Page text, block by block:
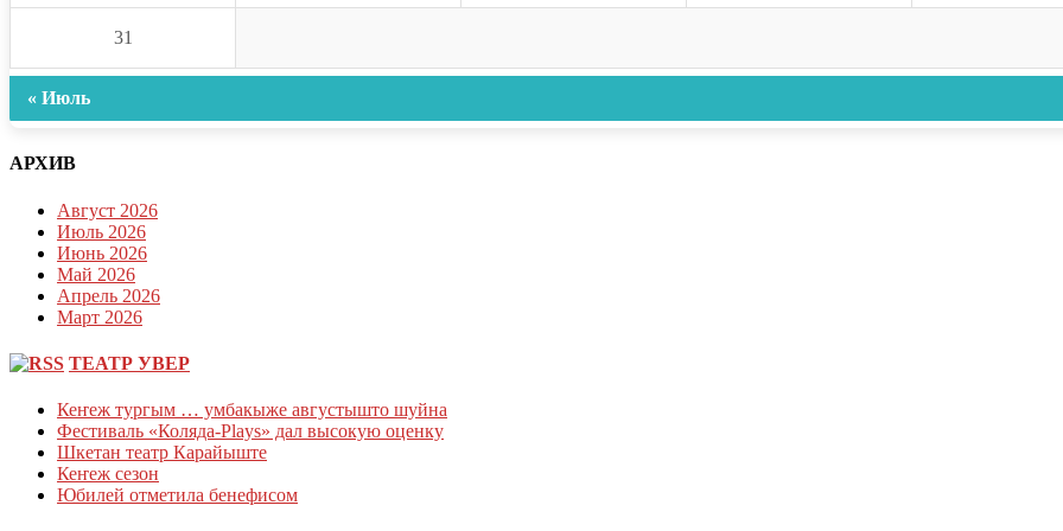
31
« Июль
АРХИВ
Август 2026
Июль 2026
Июнь 2026
Май 2026
Апрель 2026
Март 2026
ТЕАТР УВЕР
Кеҥеж тургым … умбакыже августышто шуйна
Фестиваль «Коляда-Plays» дал высокую оценку
Шкетан театр Карайыште
Кеҥеж сезон
Юбилей отметила бенефисом